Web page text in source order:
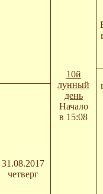
10й
лунный
день
Начало
в 15:08
31.08.2017
четверг